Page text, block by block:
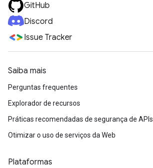
GitHub
Discord
Issue Tracker
Saiba mais
Perguntas frequentes
Explorador de recursos
Práticas recomendadas de segurança de APIs
Otimizar o uso de serviços da Web
Plataformas